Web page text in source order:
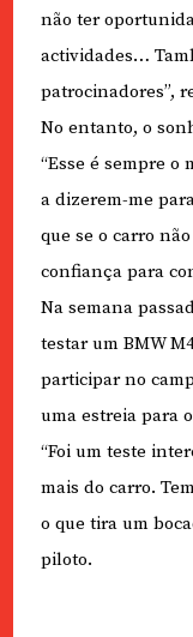
não ter
actividades…
patrocinadores”,
No entanto, o
“Esse é sempre
a dizerem-me
que se o carro
confiança para
Na semana
testar um BMW
participar no
uma estreia para
“Foi um teste
mais do carro.
o que tira um
piloto.